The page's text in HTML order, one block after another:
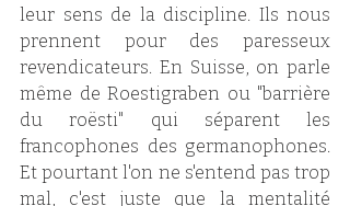
leur sens de la discipline. Ils nous
prennent pour des paresseux
revendicateurs. En Suisse, on parle
même de Roestigraben ou "barrière
du roësti" qui séparent les
francophones des germanophones.
Et pourtant l'on ne s'entend pas trop
mal, c'est juste que la mentalité